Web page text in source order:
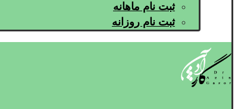
ثبت نام ماهانه
ثبت نام روزانه